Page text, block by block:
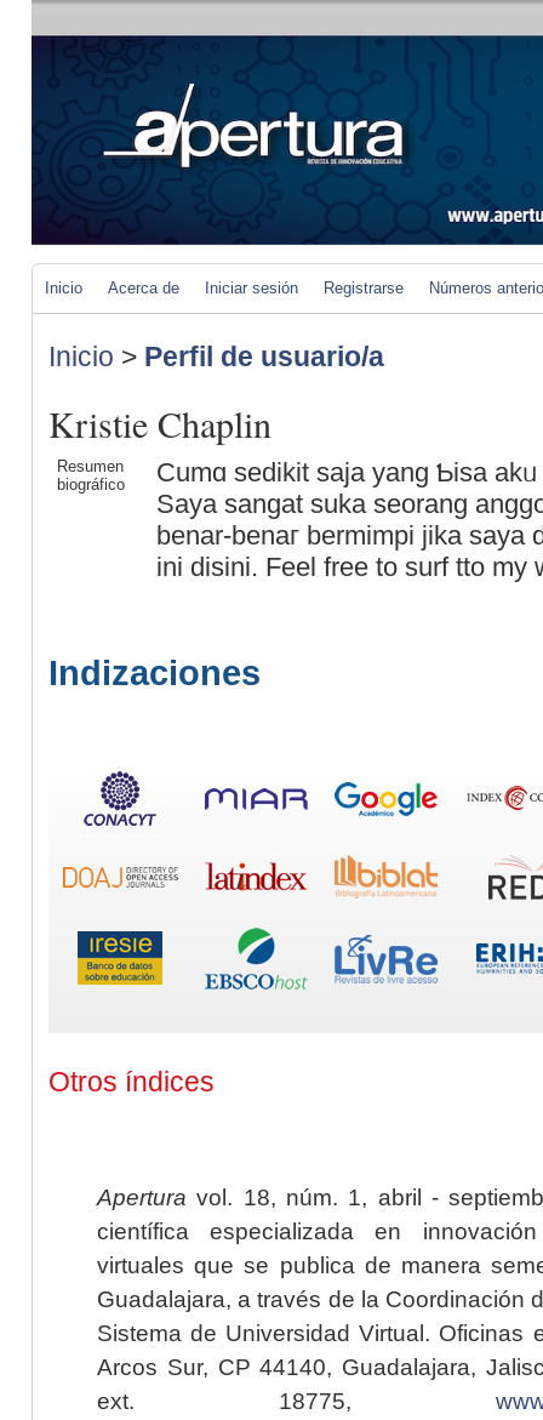
Inicio Acerca de Iniciar sesión Registrarse Números
Inicio > Perfil de usuario/a
Kristie Chaplin
Resumen
biográfico
Cumɑ sedikit saja yang Ƅisa
Ѕaya sangat suka seorang
benar-benaг bermimpi jika saya
ini disini. Feel free to surf tto my
Indizaciones
Otros índices
Apertura vol. 18, núm. 1, abril -
científica especializada en
virtuales que se publica de manera
Guadalajara, a través de la Coordinación
Sistema de Universidad Virtual. Oficinas
Arcos Sur, CP 44140, Guadalajara,
ext. 18775,